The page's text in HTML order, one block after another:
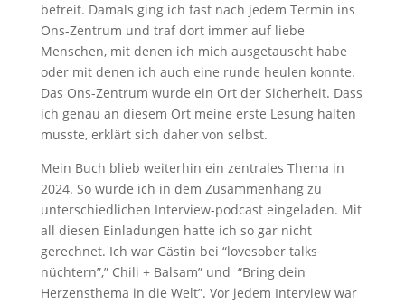
befreit. Damals ging ich fast nach jedem Termin ins
Ons-Zentrum und traf dort immer auf liebe
Menschen, mit denen ich mich ausgetauscht habe
oder mit denen ich auch eine runde heulen konnte.
Das Ons-Zentrum wurde ein Ort der Sicherheit. Dass
ich genau an diesem Ort meine erste Lesung halten
musste, erklärt sich daher von selbst.
Mein Buch blieb weiterhin ein zentrales Thema in
2024. So wurde ich in dem Zusammenhang zu
unterschiedlichen Interview-podcast eingeladen. Mit
all diesen Einladungen hatte ich so gar nicht
gerechnet. Ich war Gästin bei “lovesober talks
nüchtern”,” Chili + Balsam” und “Bring dein
Herzensthema in die Welt”. Vor jedem Interview war